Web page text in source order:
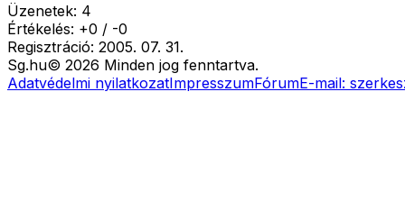
Üzenetek: 4
Értékelés: +0 / -0
Regisztráció: 2005. 07. 31.
Sg.hu© 2026 Minden jog fenntartva.
Adatvédelmi nyilatkozatImpresszumFórumE-mail: